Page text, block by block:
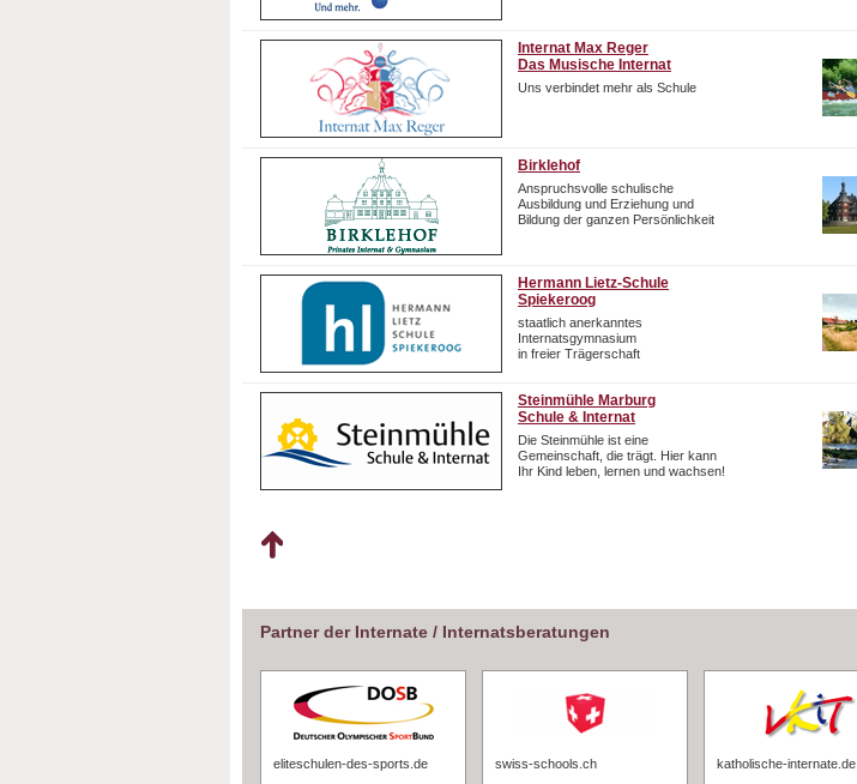
Internat Max Reger
Das Musische Internat
Uns verbindet mehr als Schule
Birklehof
Anspruchsvolle schulische
Ausbildung und Erziehung und
Bildung der ganzen Persönlichkeit
Hermann Lietz-Schule
Spiekeroog
staatlich anerkanntes
Internatsgymnasium
in freier Trägerschaft
Steinmühle Marburg
Schule & Internat
Die Steinmühle ist eine
Gemeinschaft, die trägt. Hier kann
Ihr Kind leben, lernen und wachsen!
Partner der Internate / Internatsberatungen
eliteschulen-des-sports.de
swiss-schools.ch
katholische-internate.de